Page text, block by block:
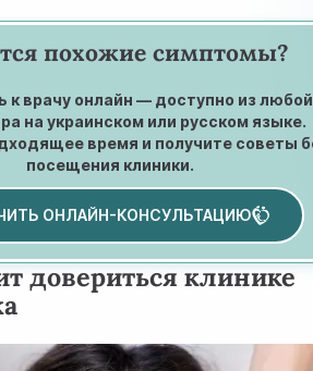
похожие симптомы?
к врачу онлайн — доступно из любой
на украинском или русском языке.
время и получите советы
посещения клиники.
ОНЛАЙН-КОНСУЛЬТАЦИЮ
довериться клинике